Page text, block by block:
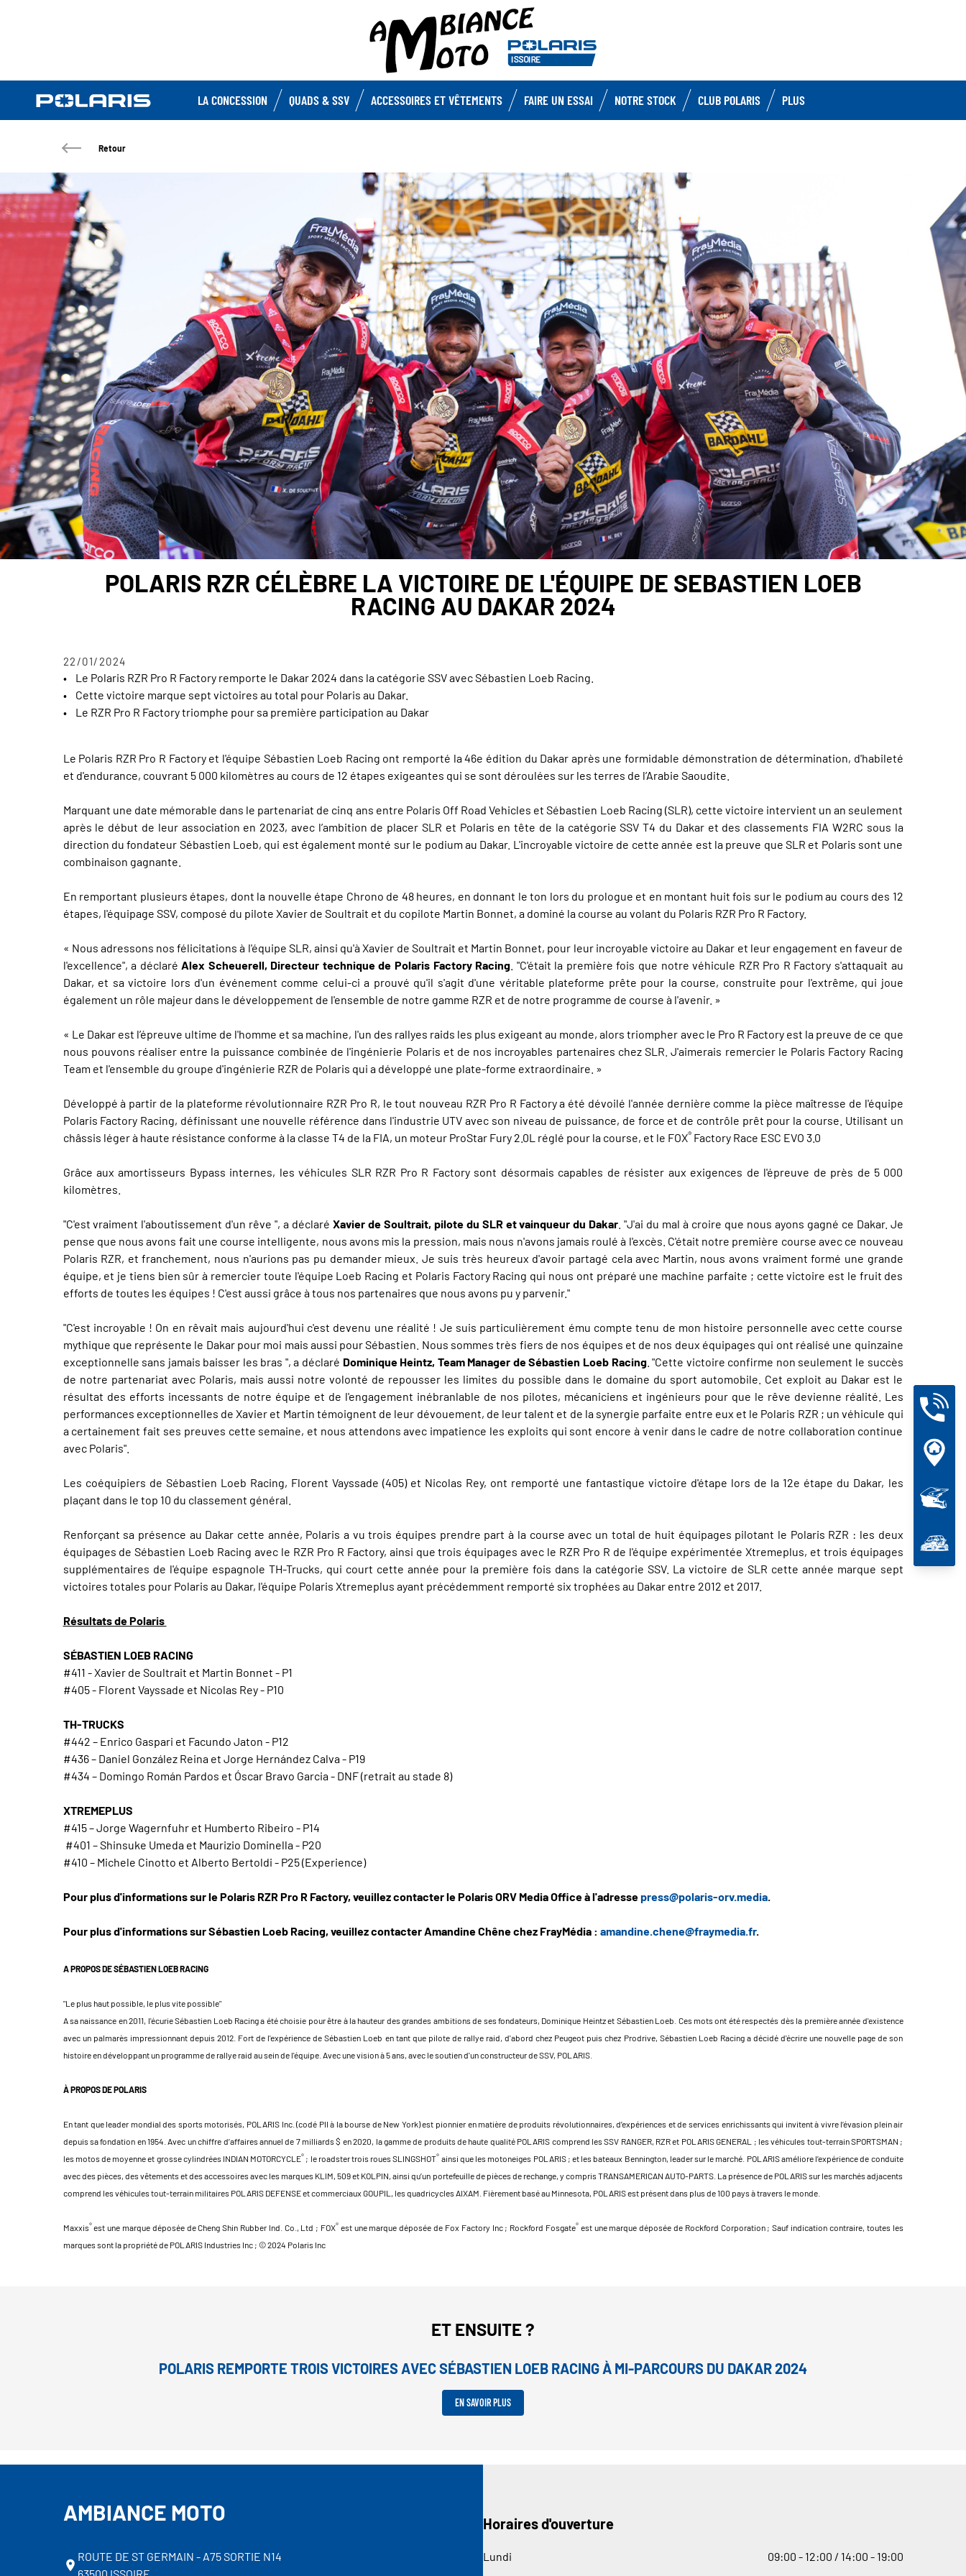
LA CONCESSION QUADS & SSV ACCESSOIRES ET VÊTEMENTS FAIRE UN ESSAI NOTRE STOCK CLUB POLARIS PLUS
Retour
POLARIS RZR CÉLÈBRE LA VICTOIRE DE L'ÉQUIPE DE SEBASTIEN LOEB
RACING AU DAKAR 2024
22/01/2024
• Le Polaris RZR Pro R Factory remporte le Dakar 2024 dans la catégorie SSV avec Sébastien Loeb Racing.
• Cette victoire marque sept victoires au total pour Polaris au Dakar.
• Le RZR Pro R Factory triomphe pour sa première participation au Dakar
Le Polaris RZR Pro R Factory et l'équipe Sébastien Loeb Racing ont remporté la 46e édition du Dakar après une formidable démonstration de détermination, d'habileté
et d'endurance, couvrant 5 000 kilomètres au cours de 12 étapes exigeantes qui se sont déroulées sur les terres de l’Arabie Saoudite.
Marquant une date mémorable dans le partenariat de cinq ans entre Polaris Off Road Vehicles et Sébastien Loeb Racing (SLR), cette victoire intervient un an seulement
après le début de leur association en 2023, avec l’ambition de placer SLR et Polaris en tête de la catégorie SSV T4 du Dakar et des classements FIA W2RC sous la
direction du fondateur Sébastien Loeb, qui est également monté sur le podium au Dakar. L'incroyable victoire de cette année est la preuve que SLR et Polaris sont une
combinaison gagnante.
En remportant plusieurs étapes, dont la nouvelle étape Chrono de 48 heures, en donnant le ton lors du prologue et en montant huit fois sur le podium au cours des 12
étapes, l'équipage SSV, composé du pilote Xavier de Soultrait et du copilote Martin Bonnet, a dominé la course au volant du Polaris RZR Pro R Factory.
« Nous adressons nos félicitations à l'équipe SLR, ainsi qu'à Xavier de Soultrait et Martin Bonnet, pour leur incroyable victoire au Dakar et leur engagement en faveur de
l'excellence", a déclaré Alex Scheuerell, Directeur technique de Polaris Factory Racing . "C'était la première fois que notre véhicule RZR Pro R Factory s'attaquait au
Dakar, et sa victoire lors d'un événement comme celui-ci a prouvé qu'il s'agit d'une véritable plateforme prête pour la course, construite pour l'extrême, qui joue
également un rôle majeur dans le développement de l'ensemble de notre gamme RZR et de notre programme de course à l'avenir. »
« Le Dakar est l’épreuve ultime de l'homme et sa machine, l'un des rallyes raids les plus exigeant au monde, alors triompher avec le Pro R Factory est la preuve de ce que
nous pouvons réaliser entre la puissance combinée de l'ingénierie Polaris et de nos incroyables partenaires chez SLR. J'aimerais remercier le Polaris Factory Racing
Team et l'ensemble du groupe d'ingénierie RZR de Polaris qui a développé une plate-forme extraordinaire. »
Développé à partir de la plateforme révolutionnaire RZR Pro R, le tout nouveau RZR Pro R Factory a été dévoilé l'année dernière comme la pièce maîtresse de l'équipe
Polaris Factory Racing, définissant une nouvelle référence dans l'industrie UTV avec son niveau de puissance, de force et de contrôle prêt pour la course. Utilisant un
châssis léger à haute résistance conforme à la classe T4 de la FIA, un moteur ProStar Fury 2.0L réglé pour la course, et le FOX®Factory Race ESC EVO 3.0
Grâce aux amortisseurs Bypass internes, les véhicules SLR RZR Pro R Factory sont désormais capables de résister aux exigences de l'épreuve de près de 5 000
kilomètres.
"C'est vraiment l'aboutissement d'un rêve ", a déclaré Xavier de Soultrait, pilote du SLR et vainqueur du Dakar . "J'ai du mal à croire que nous ayons gagné ce Dakar. Je
pense que nous avons fait une course intelligente, nous avons mis la pression, mais nous n'avons jamais roulé à l'excès. C'était notre première course avec ce nouveau
Polaris RZR, et franchement, nous n'aurions pas pu demander mieux. Je suis très heureux d'avoir partagé cela avec Martin, nous avons vraiment formé une grande
équipe, et je tiens bien sûr à remercier toute l'équipe Loeb Racing et Polaris Factory Racing qui nous ont préparé une machine parfaite ; cette victoire est le fruit des
efforts de toutes les équipes ! C'est aussi grâce à tous nos partenaires que nous avons pu y parvenir."
"C'est incroyable ! On en rêvait mais aujourd'hui c'est devenu une réalité ! Je suis particulièrement ému compte tenu de mon histoire personnelle avec cette course
mythique que représente le Dakar pour moi mais aussi pour Sébastien. Nous sommes très fiers de nos équipes et de nos deux équipages qui ont réalisé une quinzaine
exceptionnelle sans jamais baisser les bras ", a déclaré Dominique Heintz, Team Manager de Sébastien Loeb Racing. "Cette victoire confirme non seulement le succès
de notre partenariat avec Polaris, mais aussi notre volonté de repousser les limites du possible dans le domaine du sport automobile. Cet exploit au Dakar est le
résultat des efforts incessants de notre équipe et de l'engagement inébranlable de nos pilotes, mécaniciens et ingénieurs pour que le rêve devienne réalité. Les
performances exceptionnelles de Xavier et Martin témoignent de leur dévouement, de leur talent et de la synergie parfaite entre eux et le Polaris RZR ; un véhicule qui
a certainement fait ses preuves cette semaine, et nous attendons avec impatience les exploits qui sont encore à venir dans le cadre de notre collaboration continue
avec Polaris".
Les coéquipiers de Sébastien Loeb Racing, Florent Vayssade (405) et Nicolas Rey, ont remporté une fantastique victoire d'étape lors de la 12e étape du Dakar, les
plaçant dans le top 10 du classement général.
Renforçant sa présence au Dakar cette année, Polaris a vu trois équipes prendre part à la course avec un total de huit équipages pilotant le Polaris RZR : les deux
équipages de Sébastien Loeb Racing avec le RZR Pro R Factory, ainsi que trois équipages avec le RZR Pro R de l'équipe expérimentée Xtremeplus, et trois équipages
supplémentaires de l'équipe espagnole TH-Trucks, qui court cette année pour la première fois dans la catégorie SSV. La victoire de SLR cette année marque sept
victoires totales pour Polaris au Dakar, l'équipe Polaris Xtremeplus ayant précédemment remporté six trophées au Dakar entre 2012 et 2017.
Résultats de Polaris
SÉBASTIEN LOEB RACING
#411 - Xavier de Soultrait et Martin Bonnet - P1
#405 - Florent Vayssade et Nicolas Rey - P10
TH-TRUCKS
#442 – Enrico Gaspari et Facundo Jaton - P12
#436 – Daniel González Reina et Jorge Hernández Calva - P19
#434 – Domingo Román Pardos et Óscar Bravo Garcia - DNF (retrait au stade 8)
XTREMEPLUS
#415 – Jorge Wagernfuhr et Humberto Ribeiro - P14
#401 – Shinsuke Umeda et Maurizio Dominella - P20
#410 – Michele Cinotto et Alberto Bertoldi - P25 (Experience)
Pour plus d'informations sur le Polaris RZR Pro R Factory, veuillez contacter le Polaris ORV Media Office à l'adressepress@polaris-orv.media.
Pour plus d'informations sur Sébastien Loeb Racing, veuillez contacter Amandine Chêne chez FrayMédia : amandine.chene@fraymedia.fr.
A PROPOS DE SÉBASTIEN LOEB RACING
"Le plus haut possible, le plus vite possible"
A sa naissance en 2011, l'écurie Sébastien Loeb Racing a été choisie pour être à la hauteur des grandes ambitions de ses fondateurs, Dominique Heintz et Sébastien Loeb. Ces mots ont été respectés dès la première année d'existence
avec un palmarès impressionnant depuis 2012. Fort de l'expérience de Sébastien Loeb en tant que pilote de rallye raid, d'abord chez Peugeot puis chez Prodrive, Sébastien Loeb Racing a décidé d'écrire une nouvelle page de son
histoire en développant un programme de rallye raid au sein de l'équipe. Avec une vision à 5 ans, avec le soutien d'un constructeur de SSV, POLARIS.
À PROPOS DE POLARIS
En tant que leader mondial des sports motorisés, POLARIS Inc. (codé PII à la bourse de New York) est pionnier en matière de produits révolutionnaires, d’expériences et de services enrichissants qui invitent à vivre l’évasion plein air
depuis sa fondation en 1954. Avec un chiffre d’affaires annuel de 7 milliards $ en 2020, la gamme de produits de haute qualité POLARIS comprend les SSV RANGER, RZR et POLARIS GENERAL ; les véhicules tout-terrain SPORTSMAN ;
les motos de moyenne et grosse cylindrées INDIAN MOTORCYCLE® ; le roadster trois roues SLINGSHOT® ainsi que les motoneiges POLARIS ; et les bateaux Bennington, leader sur le marché. POLARIS améliore l’expérience de conduite
avec des pièces, des vêtements et des accessoires avec les marques KLIM, 509 et KOLPIN, ainsi qu’un portefeuille de pièces de rechange, y compris TRANSAMERICAN AUTO-PARTS. La présence de POLARIS sur les marchés adjacents
comprend les véhicules tout-terrain militaires POLARIS DEFENSE et commerciaux GOUPIL, les quadricycles AIXAM. Fièrement basé au Minnesota, POLARIS est présent dans plus de 100 pays à travers le monde.
Maxxis®est une marque déposée de Cheng Shin Rubber Ind. Co., Ltd ; FOX® est une marque déposée de Fox Factory Inc ; Rockford Fosgate®est une marque déposée de Rockford Corporation ; Sauf indication contraire, toutes les
marques sont la propriété de POLARIS Industries Inc ; © 2024 Polaris Inc
ET ENSUITE ?
POLARIS REMPORTE TROIS VICTOIRES AVEC SÉBASTIEN LOEB RACING À MI-PARCOURS DU DAKAR 2024
EN SAVOIR PLUS
AMBIANCE MOTO
ROUTE DE ST GERMAIN - A75 SORTIE N14
63500 ISSOIRE
Horaires d'ouverture
Lundi 09:00 - 12:00 / 14:00 - 19:00